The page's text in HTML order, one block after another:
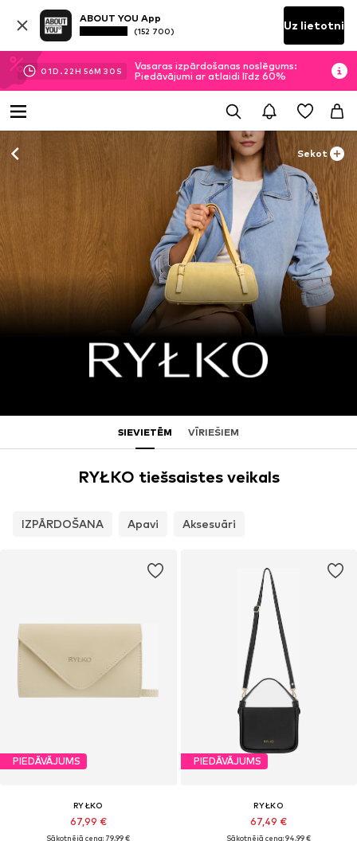
ABOUT YOU App
(152 700) Uz lietotni
01D. 22H 56M 29 S
Vasaras izpārdošanas noslēgums:
Piedāvājumi ar atlaidi līdz 60%
Sekot
SIEVIETĒM VĪRIEŠIEM
RYŁKO tiešsaistes veikals
IZPĀRDOŠANA Apavi Aksesuāri
PIEDĀVĀJUMS
RYŁKO
67,99 €
Sākotnējā cena: 79,99 €
PIEDĀVĀJUMS
RYŁKO
67,49 €
Sākotnējā cena: 94,99 €